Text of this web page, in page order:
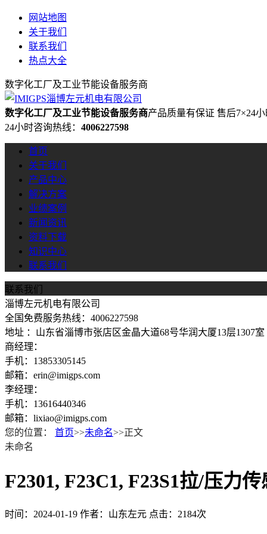
网站地图
关于我们
联系我们
热点大全
数字化工厂及工业节能设备服务商
数字化工厂及工业节能设备服务商产品质量有保证 售后7×24
24小时咨询热线： 4006227598
首页
关于我们
产品中心
解决方案
业绩案例
新闻资讯
资料下载
知识中心
联系我们
联系我们
淄博左元机电有限公司
全国免费服务热线：4006227598
地址 ：山东省淄博市张店区金晶大道68号华润大厦13层1307室
商经理：
手机：13853305145
邮箱：erin@imigps.com
李经理：
手机：13616440346
邮箱：lixiao@imigps.com
您的位置：
首页>>未命名>>正文
未命名
F2301, F23C1, F23S1拉/压力
时间：2024-01-19 作者：山东左元 点击：2184次